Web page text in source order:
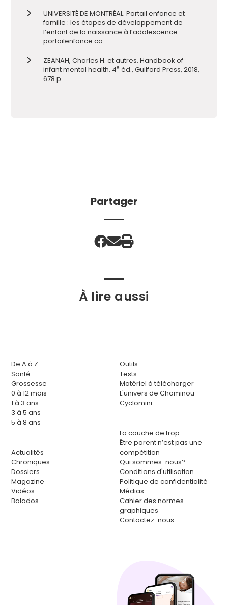
UNIVERSITÉ DE MONTRÉAL. Portail enfance et
famille : les étapes de développement de
l’enfant de la naissance à l’adolescence.
portailenfance.ca
ZEANAH, Charles H. et autres. Handbook of
infant mental health. 4e éd., Guilford Press, 2018,
678 p.
Partager
À lire aussi
De A à Z
Santé
Grossesse
0 à 12 mois
1 à 3 ans
3 à 5 ans
5 à 8 ans
Actualités
Chroniques
Dossiers
Magazine
Vidéos
Balados
Outils
Tests
Matériel à télécharger
L'univers de Chaminou
Cyclomini
La couche de trop
Être parent n’est pas une
compétition
Qui sommes-nous?
Conditions d'utilisation
Politique de confidentialité
Médias
Cahier des normes
graphiques
Contactez-nous